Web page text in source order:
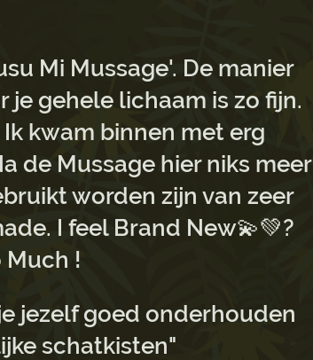
Mi Mussage'. De manier
gehele lichaam is zo fijn.
kwam binnen met erg
de Mussage hier niks meer
worden zijn van zeer
I feel Brand New💫💚?
Much !
jezelf goed onderhouden
schatkisten"